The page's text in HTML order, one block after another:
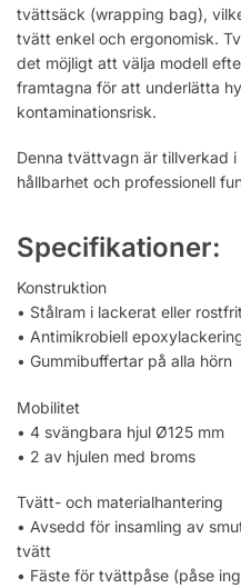
tvättsäck (wrapping bag),
tvätt enkel och ergonomisk.
det möjligt att välja modell
framtagna för att underlätta
kontaminationsrisk.
Denna tvättvagn är tillverkad
hållbarhet och professionell
Specifikationer:
Konstruktion
• Stålram i lackerat eller
• Antimikrobiell
• Gummibuffertar på alla hörn
Mobilitet
• 4 svängbara hjul Ø125 mm
• 2 av hjulen med broms
Tvätt- och materialhantering
• Avsedd för insamling av
tvätt
• Fäste för tvättpåse (påse